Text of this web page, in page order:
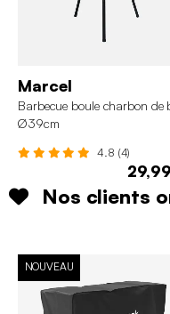
Marcel
Barbecue boule charbon de
Ø39cm
4.8 (4)
Nos clients
NOUVEAU